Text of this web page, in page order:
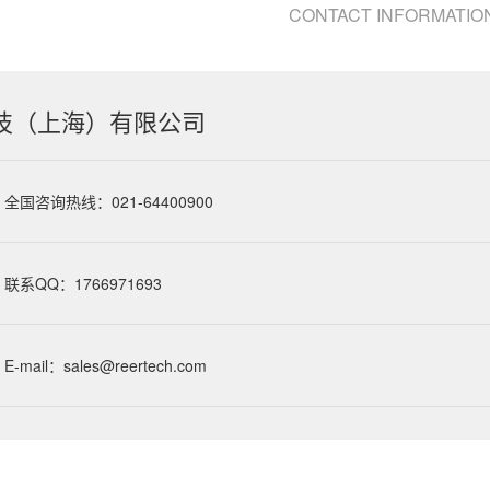
CONTACT
（上海）有限公司
全国咨询热线：021-64400900
联系QQ：1766971693
E-mail：sales@reertech.com